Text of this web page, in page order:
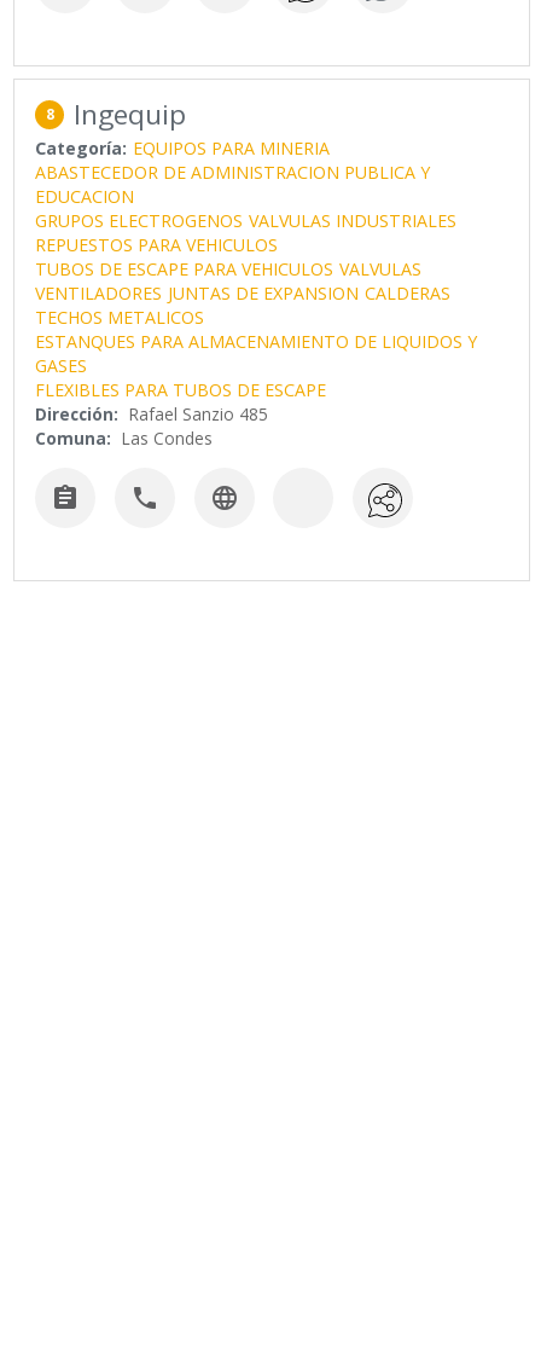
8 Ingequip
Categoría: EQUIPOS PARA MINERIA
ABASTECEDOR DE ADMINISTRACION PUBLICA Y
EDUCACION
GRUPOS ELECTROGENOS VALVULAS INDUSTRIALES
REPUESTOS PARA VEHICULOS
TUBOS DE ESCAPE PARA VEHICULOS VALVULAS
VENTILADORES JUNTAS DE EXPANSION CALDERAS
TECHOS METALICOS
ESTANQUES PARA ALMACENAMIENTO DE LIQUIDOS Y
GASES
FLEXIBLES PARA TUBOS DE ESCAPE
Dirección: Rafael Sanzio 485
Comuna: Las Condes
  